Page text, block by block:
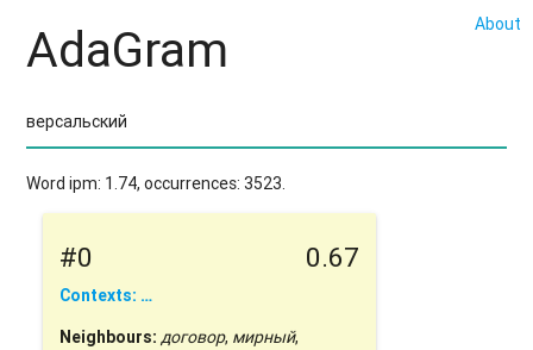
About
AdaGram
Word ipm: 1.74, occurrences: 3523.
#0 0.67
Contexts: …
Neighbours: договор, мирный,